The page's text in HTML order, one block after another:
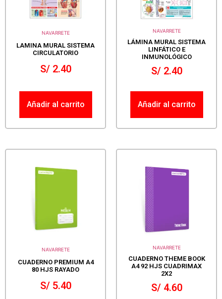
NAVARRETE
LAMINA MURAL SISTEMA
CIRCULATORIO
S/2.40
Añadir al carrito
NAVARRETE
LÁMINA MURAL SISTEMA
LINFÁTICO E
INMUNOLÓGICO
S/2.40
Añadir al carrito
NAVARRETE
CUADERNO PREMIUM A4
80 HJS RAYADO
S/5.40
NAVARRETE
CUADERNO THEME BOOK
A4 92 HJS CUADRIMAX
2X2
S/4.60